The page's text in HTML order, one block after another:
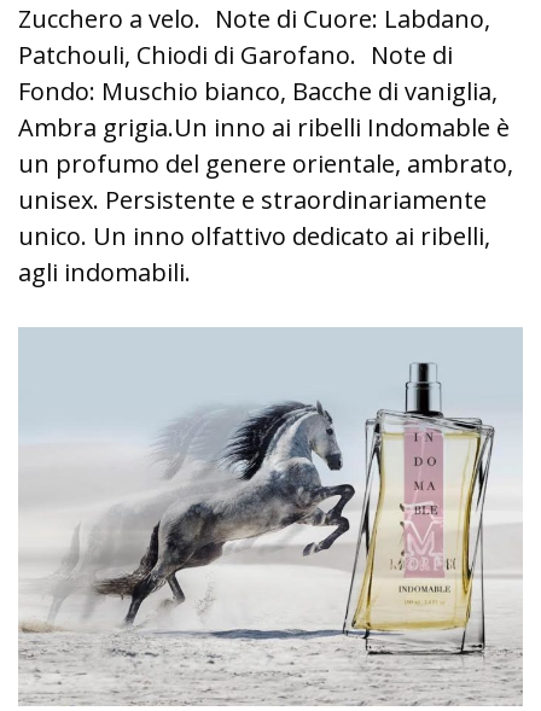
Zucchero a velo. Note di Cuore: Labdano,
Patchouli, Chiodi di Garofano. Note di
Fondo: Muschio bianco, Bacche di vaniglia,
Ambra grigia.Un inno ai ribelli Indomable è
un profumo del genere orientale, ambrato,
unisex. Persistente e straordinariamente
unico. Un inno olfattivo dedicato ai ribelli,
agli indomabili.